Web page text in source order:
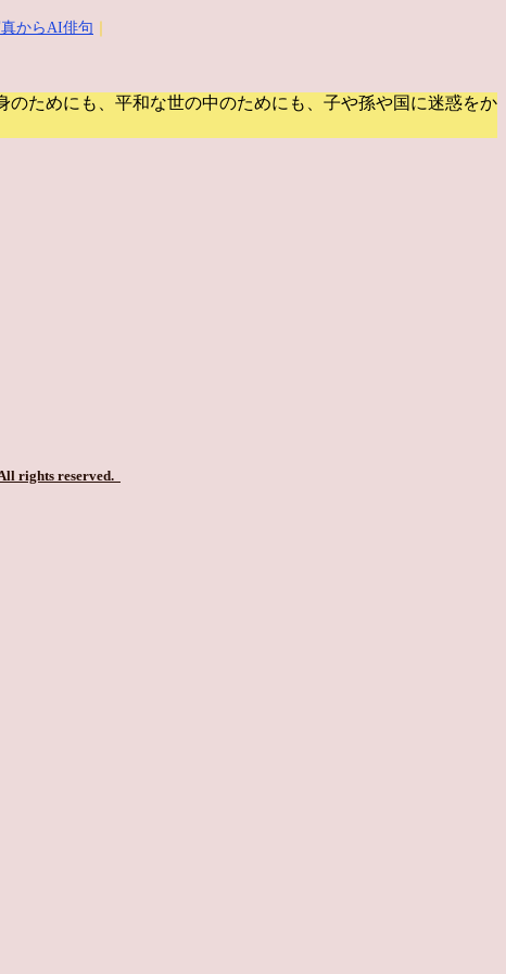
からAI俳句
のためにも、平和な世の中のためにも、子や孫や国に迷惑をか
rights reserved.